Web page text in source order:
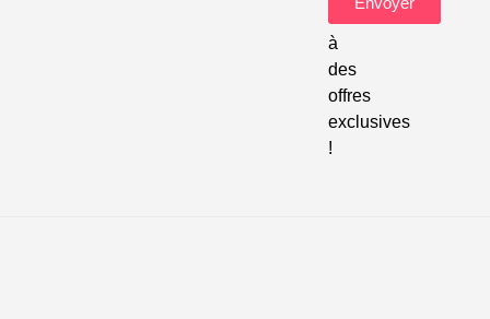
à
des
offres
exclusives
!